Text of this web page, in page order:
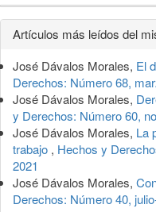
Detalles
del
artículo
Artículos más leídos del
José Dávalos Morales, El
Derechos: Número 68,
José Dávalos Morales,
y Derechos: Número 60,
José Dávalos Morales, La
trabajo , Hechos y
2021
José Dávalos Morales,
Derechos: Número 40,